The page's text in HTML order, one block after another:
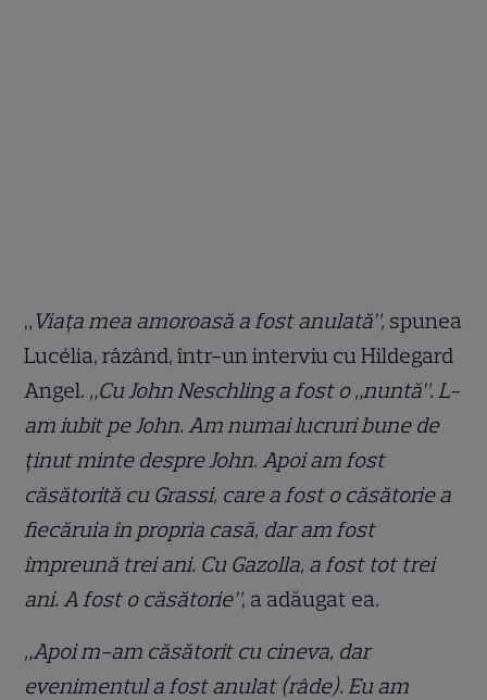
„ Viața mea amoroasă a fost anulată”, spunea
Lucélia, râzând, într-un interviu cu Hildegard
Angel. „Cu John Neschling a fost o „nuntă”. L-
am iubit pe John. Am numai lucruri bune de
ținut minte despre John. Apoi am fost
căsătorită cu Grassi, care a fost o căsătorie a
fiecăruia în propria casă, dar am fost
împreună trei ani. Cu Gazolla, a fost tot trei
ani. A fost o căsătorie”, a adăugat ea.
„Apoi m-am căsătorit cu cineva, dar
evenimentul a fost anulat (râde). Eu am